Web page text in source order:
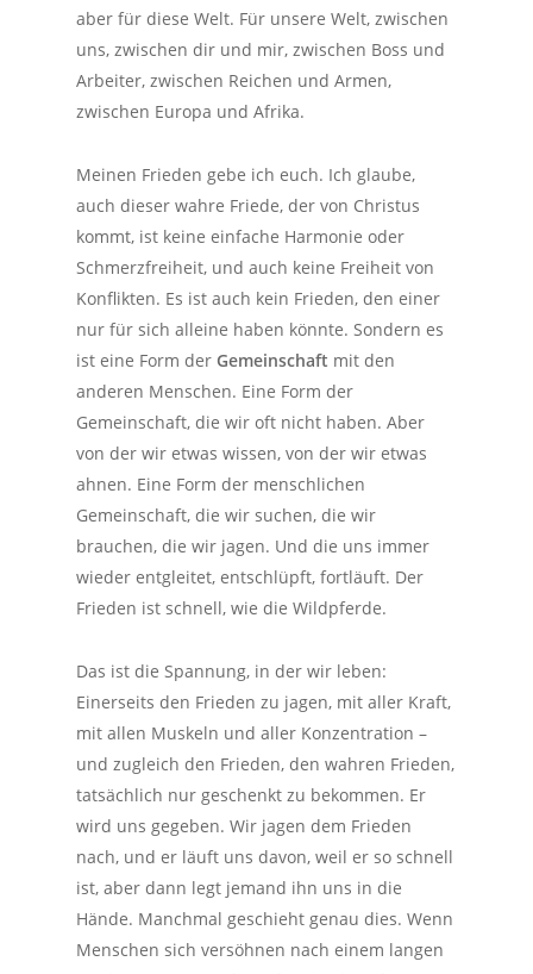
aberfür diese Welt. Für unsere Welt, zwischen
uns, zwischen dir und mir, zwischen Boss und
Arbeiter, zwischen Reichen und Armen,
zwischen Europa und Afrika.
Meinen Frieden gebe ich euch. Ich glaube,
auch dieser wahre Friede, der von Christus
kommt, ist keine einfache Harmonie oder
Schmerzfreiheit, und auch keine Freiheit von
Konflikten. Es ist auch kein Frieden, den einer
nur für sich alleine haben könnte. Sondern es
ist eine Form der Gemeinschaft mit den
anderen Menschen. Eine Form der
Gemeinschaft, die wir oft nicht haben. Aber
von der wir etwas wissen, von der wir etwas
ahnen. Eine Form der menschlichen
Gemeinschaft, die wir suchen, die wir
brauchen, die wir jagen. Und die uns immer
wieder entgleitet, entschlüpft, fortläuft. Der
Frieden ist schnell, wie die Wildpferde.
Das ist die Spannung, in der wir leben:
Einerseits den Frieden zu jagen, mit aller Kraft,
mit allen Muskeln und aller Konzentration –
und zugleich den Frieden, den wahren Frieden,
tatsächlich nur geschenkt zu bekommen. Er
wird uns gegeben. Wir jagen dem Frieden
nach, und er läuft uns davon, weil er so schnell
ist, aber dann legt jemand ihn uns in die
Hände. Manchmal geschieht genau dies. Wenn
Menschen sich versöhnen nach einem langen